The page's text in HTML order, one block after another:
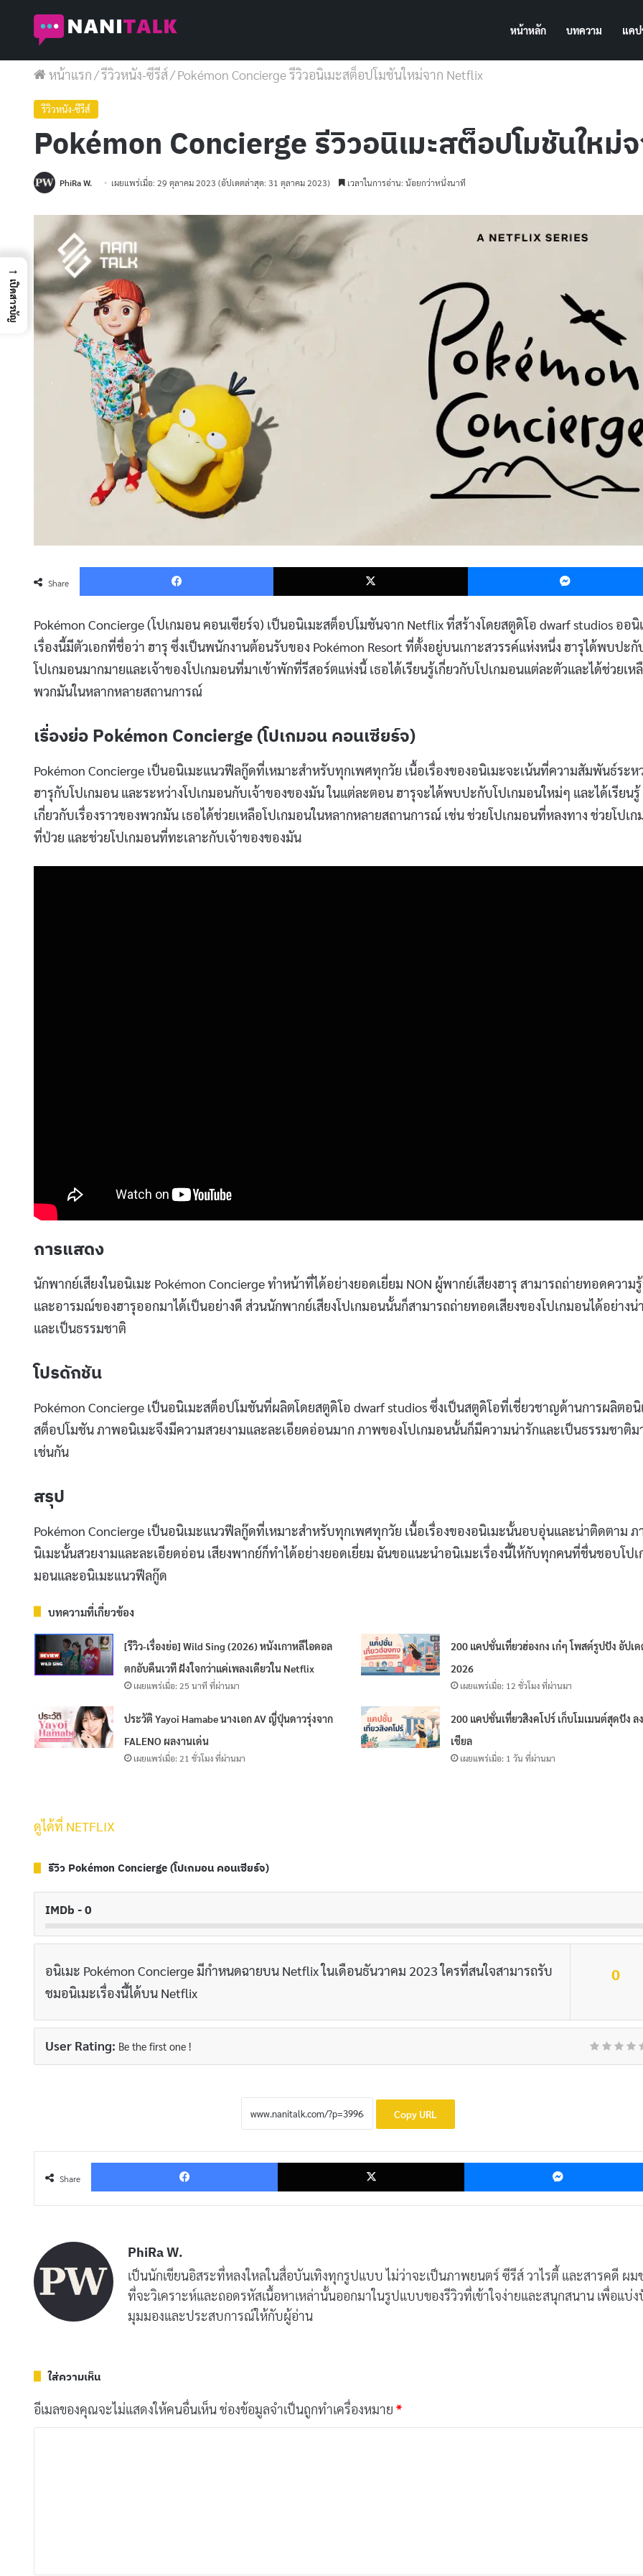
หน้าหลัก บทความ แค
หน้าแรก/รีวิวหนัง-ซีรีส์/Pokémon Concierge รีวิวอนิเมะสต็อปโมชันใหม่จาก Netflix
รีวิวหนัง-ซีรีส์
Pokémon Concierge รีวิวอนิเมะสต็อปโมชันใหม่
PhiRa W. เผยแพร่เมื่อ: 29 ตุลาคม 2023 (อัปเดตล่าสุด: 31 ตุลาคม 2023) เวลาในการอ่าน: น้อยกว่าหนึ่งนาที
Share
Facebook X
Pokémon Concierge (โปเกมอน คอนเซียร์จ) เป็นอนิเมะสต็อปโมชันจาก Netflix ที่สร้างโดยสตูดิโอ dwarf studios ออนิ
เรื่องนี้มีตัวเอกที่ชื่อว่า ฮารุ ซึ่งเป็นพนักงานต้อนรับของ Pokémon Resort ที่ตั้งอยู่บนเกาะสวรรค์แห่งหนึ่ง ฮารุได้พบปะกั
โปเกมอนมากมายและเจ้าของโปเกมอนที่มาเข้าพักที่รีสอร์ตแห่งนี้ เธอได้เรียนรู้เกี่ยวกับโปเกมอนแต่ละตัวและได้ช่วยเห
พวกมันในหลากหลายสถานการณ์
เรื่องย่อ Pokémon Concierge (โปเกมอน คอนเซียร์จ)
Pokémon Concierge เป็นอนิเมะแนวฟีลกู๊ดที่เหมาะสำหรับทุกเพศทุกวัย เนื้อเรื่องของอนิเมะจะเน้นที่ความสัมพันธ์ระห
ฮารุกับโปเกมอน และระหว่างโปเกมอนกับเจ้าของของมัน ในแต่ละตอน ฮารุจะได้พบปะกับโปเกมอนใหม่ๆ และได้เรียนรู้
เกี่ยวกับเรื่องราวของพวกมัน เธอได้ช่วยเหลือโปเกมอนในหลากหลายสถานการณ์ เช่น ช่วยโปเกมอนที่หลงทาง ช่วยโปเ
ที่ป่วย และช่วยโปเกมอนที่ทะเลาะกับเจ้าของของมัน
การแสดง
นักพากย์เสียงในอนิเมะ Pokémon Concierge ทำหน้าที่ได้อย่างยอดเยี่ยม NON ผู้พากย์เสียงฮารุ สามารถถ่ายทอดความ
และอารมณ์ของฮารุออกมาได้เป็นอย่างดี ส่วนนักพากย์เสียงโปเกมอนนั้นก็สามารถถ่ายทอดเสียงของโปเกมอนได้อย่างน่
และเป็นธรรมชาติ
โปรดักชัน
Pokémon Concierge เป็นอนิเมะสต็อปโมชันที่ผลิตโดยสตูดิโอ dwarf studios ซึ่งเป็นสตูดิโอที่เชี่ยวชาญด้านการผลิตอนิ
สต็อปโมชัน ภาพอนิเมะจึงมีความสวยงามและละเอียดอ่อนมาก ภาพของโปเกมอนนั้นก็มีความน่ารักและเป็นธรรมชาติม
เช่นกัน
สรุป
Pokémon Concierge เป็นอนิเมะแนวฟีลกู๊ดที่เหมาะสำหรับทุกเพศทุกวัย เนื้อเรื่องของอนิเมะนั้นอบอุ่นและน่าติดตาม
นิเมะนั้นสวยงามและละเอียดอ่อน เสียงพากย์ก็ทำได้อย่างยอดเยี่ยม ฉันขอแนะนำอนิเมะเรื่องนี้ให้กับทุกคนที่ชื่นชอบโปเ
มอนและอนิเมะแนวฟีลกู๊ด
บทความที่เกี่ยวข้อง
[รีวิว-เรื่องย่อ] Wild Sing (2026) หนังเกาหลีไอดอล
ตกอับคืนเวที ฝังใจกว่าแค่เพลงเดียวใน Netflix
เผยแพร่เมื่อ: 25 นาที ที่ผ่านมา
200 แคปชั่นเที่ยวฮ่องกง เก๋ๆ โพสต์รูปปัง อัปเ
2026
เผยแพร่เมื่อ: 12 ชั่วโมง ที่ผ่านมา
ประวัติ Yayoi Hamabe นางเอก AV ญี่ปุ่นดาวรุ่งจาก
FALENO ผลงานเด่น
เผยแพร่เมื่อ: 21 ชั่วโมง ที่ผ่านมา
200 แคปชั่นเที่ยวสิงคโปร์ เก็บโมเมนต์สุดปัง ล
เชียล
เผยแพร่เมื่อ: 1 วัน ที่ผ่านมา
ดูได้ที่ NETFLIX
รีวิว Pokémon Concierge (โปเกมอน คอนเซียร์จ)
IMDb - 0
0
อนิเมะ Pokémon Concierge มีกำหนดฉายบน Netflix ในเดือนธันวาคม 2023 ใครที่สนใจสามารถรับ
ชมอนิเมะเรื่องนี้ได้บน Netflix
User Rating: Be the first one !
Copy URL
Share
Facebook X
PhiRa W.
เป็นนักเขียนอิสระที่หลงใหลในสื่อบันเทิงทุกรูปแบบ ไม่ว่าจะเป็นภาพยนตร์ ซีรีส์ วาไรตี้ และสารคดี ผม
ที่จะวิเคราะห์และถอดรหัสเนื้อหาเหล่านั้นออกมาในรูปแบบของรีวิวที่เข้าใจง่ายและสนุกสนาน เพื่อแบ่
มุมมองและประสบการณ์ให้กับผู้อ่าน
ใส่ความเห็น
อีเมลของคุณจะไม่แสดงให้คนอื่นเห็นช่องข้อมูลจำเป็นถูกทำเครื่องหมาย *
→
เปิดสารบัญ